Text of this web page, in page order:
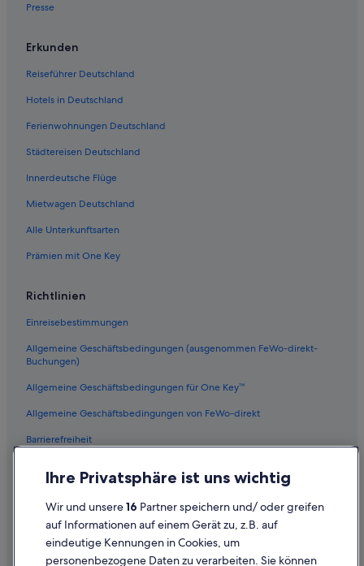
Presse
Erkunden
Reiseführer Deutschland
Hotels in Deutschland
Ferienwohnungen Deutschland
Städtereisen Deutschland
Innerdeutsche Flüge
Mietwagen Deutschland
Alle Unterkunftsarten
Prämien mit One Key
Richtlinien
Einreisebestimmungen
Allgemeine Geschäftsbedingungen (ausgenommen FeWo-direkt-
Buchungen)
Allgemeine Geschäftsbedingungen für One Key™
Allgemeine Geschäftsbedingungen von FeWo-direkt
Barrierefreiheit
Inhaltsrichtlinien und Melden von Inhalten
Ihre Privatsphäre ist uns wichtig
Wir und unsere16 Partner speichern und/ oder greifen
auf Informationen auf einem Gerät zu, z.B. auf
eindeutige Kennungen in Cookies, um
personenbezogene Daten zu verarbeiten. Sie können